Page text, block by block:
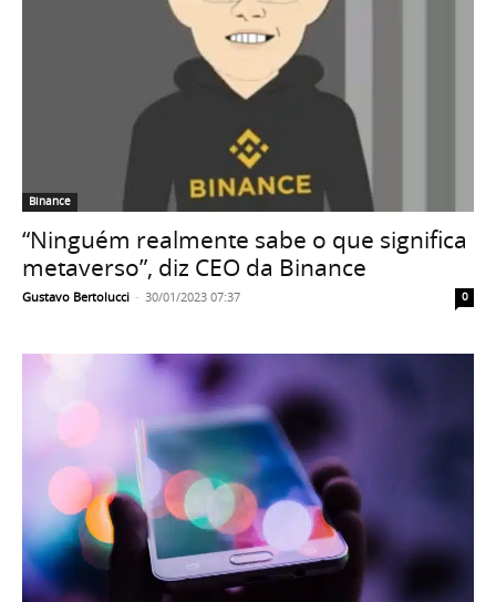
Binance
“Ninguém realmente sabe o que significa
metaverso”, diz CEO da Binance
Gustavo Bertolucci - 30/01/2023 07:37 0